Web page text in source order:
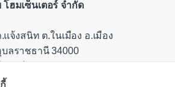
ฮมเซ็นเตอร์ จำกัด
แจ้งสนิท ต.ในเมือง อ.เมือง
ลราชธานี 34000